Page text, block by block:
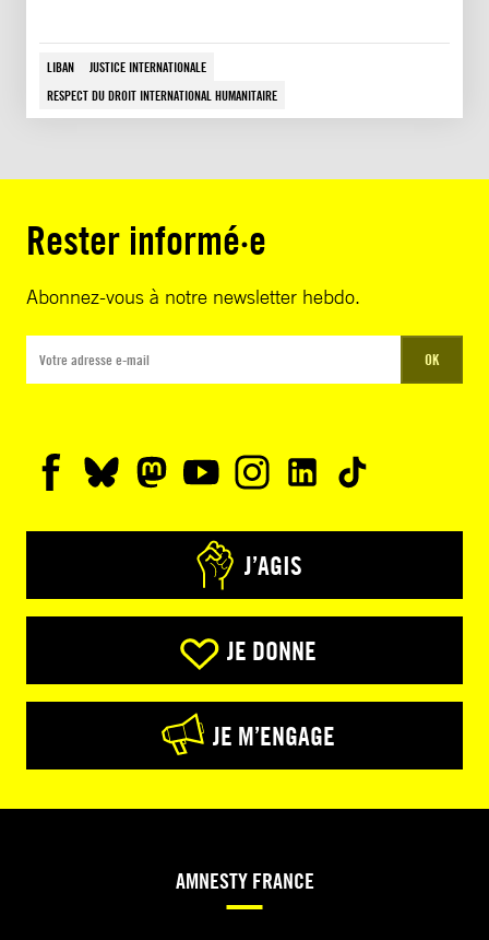
LIBAN
JUSTICE INTERNATIONALE
RESPECT DU DROIT INTERNATIONAL HUMANITAIRE
Rester informé·e
Abonnez-vous à notre newsletter hebdo.
OK
J’AGIS
JE DONNE
JE M’ENGAGE
AMNESTY FRANCE